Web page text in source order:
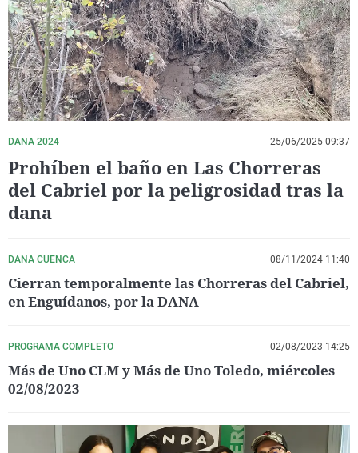
La rosa de los vientos
Gente viajera
Como el perro y el
Caso
Retornados
Equipo de
Operación Viuda
Extremadura
Galicia
La Rioja
Navarra
País Vasco
Virales
Televisión
Elecciones
DANA 2024 25/06/2025 09:37
Prohíben el baño en Las Chorreras
del Cabriel por la peligrosidad tras la
dana
DANA CUENCA 08/11/2024 11:40
Cierran temporalmente las Chorreras del Cabriel,
en Enguídanos, por la DANA
PROGRAMA COMPLETO 02/08/2023 14:25
Más de Uno CLM y Más de Uno Toledo, miércoles
02/08/2023